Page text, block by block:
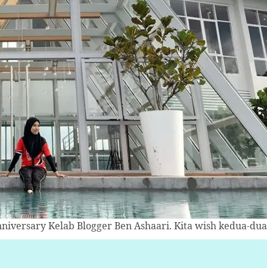
Kelab Blogger Ben Ashaari. Kita wish kedua-